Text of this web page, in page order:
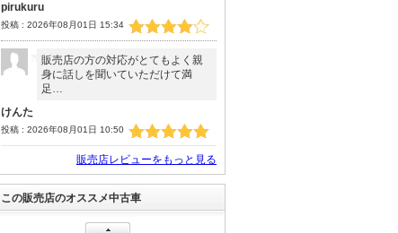
pirukuru
投稿 : 2026年08月01日 15:34
販売店の方の対応がとてもよく親
身に話しを聞いていただけて満
足…
けんた
投稿 : 2026年08月01日 10:50
販売店レビューをもっと見る
この販売店のオススメ中古車